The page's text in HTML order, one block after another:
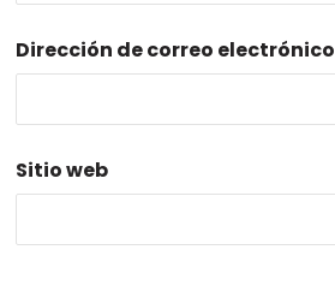
Dirección de correo electrónico
Sitio web